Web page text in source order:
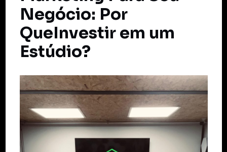
Negócio: Por
QueInvestir em um
Estúdio?